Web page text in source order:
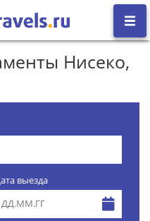
Нисеко,
выезда